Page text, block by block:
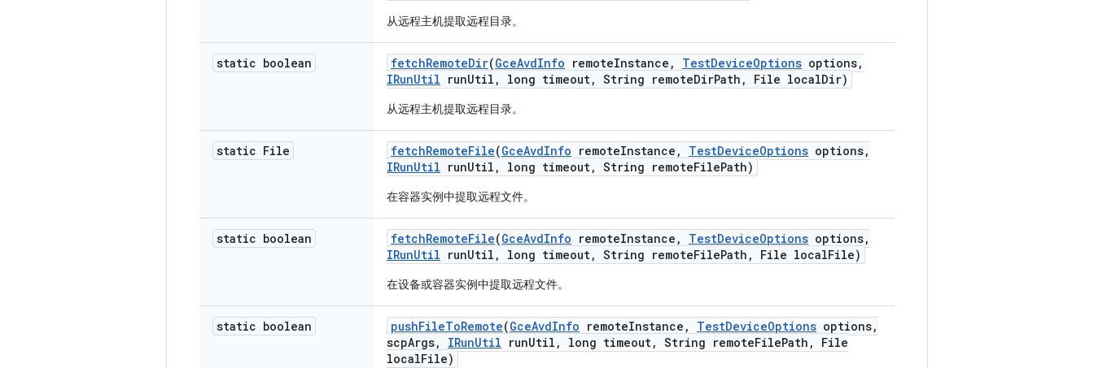
从远程主机提取远程目录。
static boolean fetchRemoteDir(GceAvdInfo remoteInstance , TestDeviceOptions options,
IRunUtil runUtil , long timeout, String remoteDirPath , File localDir)
从远程主机提取远程目录。
static File fetchRemoteFile(GceAvdInfo remoteInstance , TestDeviceOptions options,
IRunUtil runUtil , long timeout, String remoteFilePath)
在容器实例中提取远程文件。
static boolean fetchRemoteFile(GceAvdInfo remoteInstance , TestDeviceOptions options,
IRunUtil runUtil , long timeout, String remoteFilePath , File localFile)
在设备或容器实例中提取远程文件。
static boolean pushFileToRemote(GceAvdInfo remoteInstance , TestDeviceOptions options,
scpArgs, IRunUtil runUtil , long timeout, String remoteFilePath ,
File
localFile)